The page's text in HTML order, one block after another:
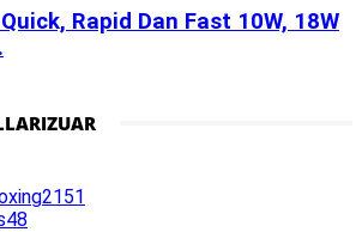
Rapid Dan Fast 10W, 18W
2151
48